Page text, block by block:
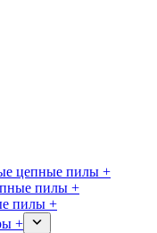
цепные пилы +
пилы +
пилы +
+